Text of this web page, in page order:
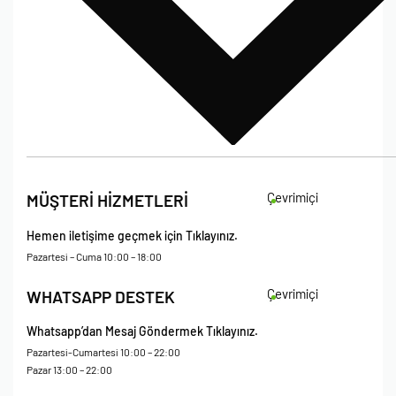
Çerez Politikası
Kişisel Verileri Koruma – Çerez ve Ticari İletişim Açık Rıza Metni
Mesafeli Satış Sözleşmesi
MÜŞTERİ HİZMETLERİ Çevrimiçi
Hemen iletişime geçmek için Tıklayınız.
Pazartesi – Cuma 10:00 – 18:00
WHATSAPP DESTEK Çevrimiçi
Whatsapp’dan Mesaj Göndermek Tıklayınız.
Pazartesi-Cumartesi 10:00 – 22:00
Pazar 13:00 – 22:00